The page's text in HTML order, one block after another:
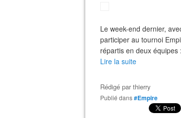
Le week-end dernier,
participer au tournoi
répartis en deux
Lire la suite
Rédigé parthierry
Publié dans#Empire